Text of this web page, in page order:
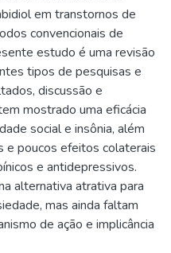
em transtornos de
convencionais de
estudo é uma revisão
tipos de pesquisas e
discussão e
mostrado uma eficácia
social e insônia, além
e poucos efeitos colaterais
e antidepressivos.
alternativa atrativa para
mas ainda faltam
de ação e implicância